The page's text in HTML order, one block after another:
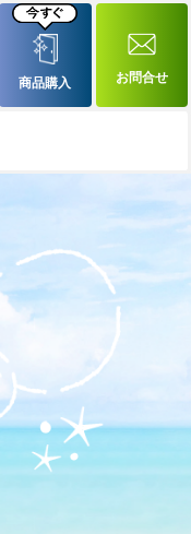
商品購入 お問合せ